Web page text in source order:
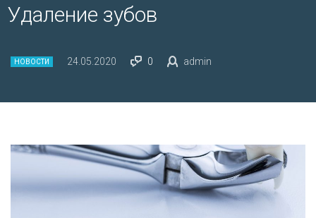
Удаление зубов
НОВОСТИ 24.05.2020 0 admin